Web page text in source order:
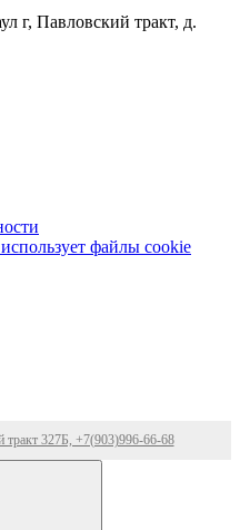
г, Павловский тракт, д.
файлы cookie
тракт 327Б, +7(903)996-66-68